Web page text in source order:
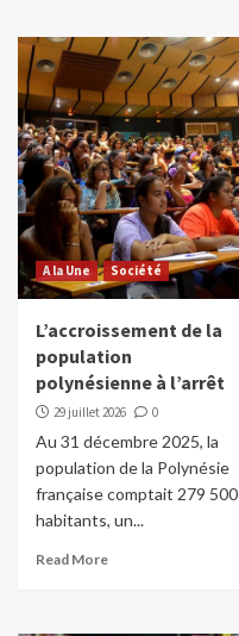
A la Une Société
L’accroissement de la
population
polynésienne à l’arrêt
29 juillet 2026 0
Au 31 décembre 2025, la
population de la Polynésie
française comptait 279 500
habitants, un...
Read More